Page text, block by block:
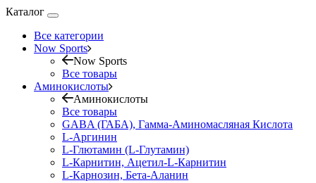
Каталог
Все категории
Now Sports
Now Sports
Все товары
Аминокислоты
Аминокислоты
Все товары
GABA (ГАБА), Гамма-Аминомасляная Кислота
L-Аргинин
L-Глютамин (L-Глутамин)
L-Карнитин, Ацетил-L-Карнитин
L-Карнозин, Бета-Аланин